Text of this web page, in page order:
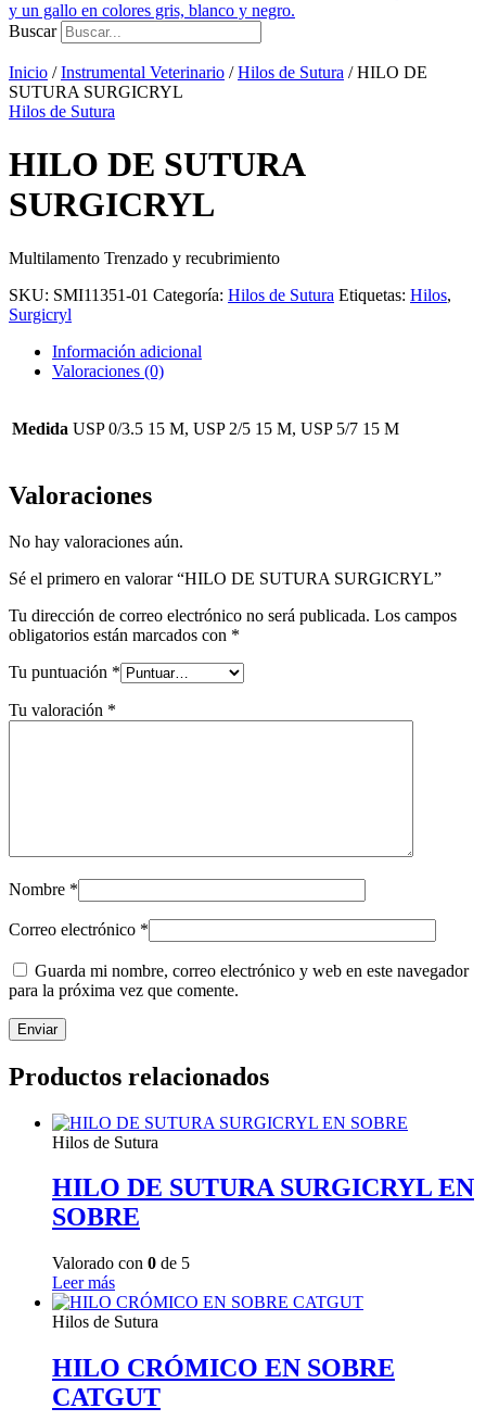
Buscar
Inicio /Instrumental Veterinario /Hilos de Sutura / HILO DE
SUTURA SURGICRYL
Hilos de Sutura
HILO DE SUTURA
SURGICRYL
Multilamento Trenzado y recubrimiento
SKU: SMI11351-01 Categoría: Hilos de Sutura Etiquetas: Hilos,
Surgicryl
Información adicional
Valoraciones (0)
Medida USP 0/3.5 15 M, USP 2/5 15 M, USP 5/7 15 M
Valoraciones
No hay valoraciones aún.
Sé el primero en valorar “HILO DE SUTURA SURGICRYL”
Tu dirección de correo electrónico no será publicada. Los campos
obligatorios están marcados con *
Tu puntuación *
Tu valoración *
Nombre *
Correo electrónico *
Guarda mi nombre, correo electrónico y web en este navegador
para la próxima vez que comente.
Productos relacionados
Hilos de Sutura
HILO DE SUTURA SURGICRYL EN
SOBRE
Valorado con 0 de 5
Leer más
Hilos de Sutura
HILO CRÓMICO EN SOBRE
CATGUT